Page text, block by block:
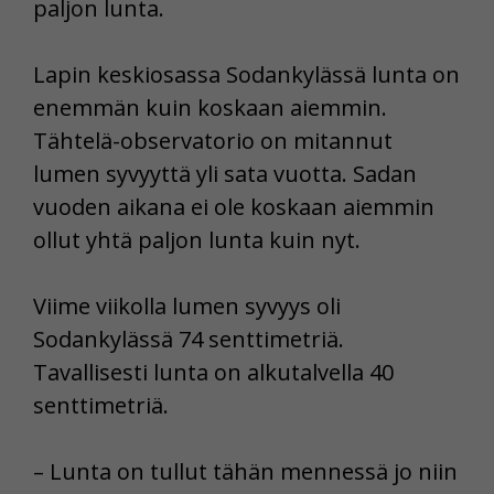
paljon lunta.
Lapin keskiosassa Sodankylässä lunta on
enemmän kuin koskaan aiemmin.
Tähtelä-observatorio on mitannut
lumen syvyyttä yli sata vuotta. Sadan
vuoden aikana ei ole koskaan aiemmin
ollut yhtä paljon lunta kuin nyt.
Viime viikolla lumen syvyys oli
Sodankylässä 74 senttimetriä.
Tavallisesti lunta on alkutalvella 40
senttimetriä.
– Lunta on tullut tähän mennessä jo niin